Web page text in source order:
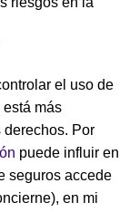
el uso de
más
derechos. Por
puede influir en
seguros accede
en mi